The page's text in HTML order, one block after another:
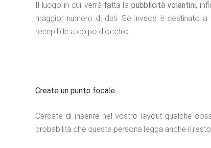
Il luogo in cui verrà fatta lapubblicità volantini,
maggior numero di dati. Se invece è destinato
recepibile a colpo d'occhio.
Create un punto focale
Cercate di inserire nel vostro layout qualche
probabilità che questa persona legga anche il